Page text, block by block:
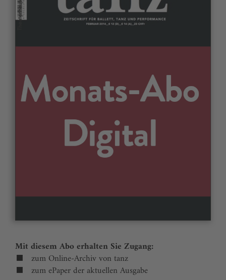
Mit diesem Abo erhalten Sie Zugang:
zum Online-Archiv von tanz
zum ePaper der aktuellen Ausgabe